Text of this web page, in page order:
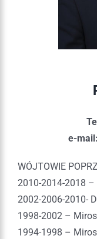
e-mail:
WÓJTOWIE
2010-2014-2018 –
2002-2006-2010-
1998-2002 –
1994-1998 –